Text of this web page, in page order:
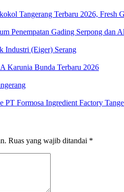
Tangerang Terbaru 2026, Fresh
Penempatan Gading Serpong dan
Industri (Eiger) Serang
Karunia Bunda Terbaru 2026
Formosa Ingredient Factory
Ruas yang wajib ditandai *